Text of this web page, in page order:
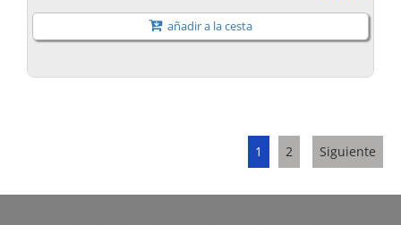
añadir a la cesta
1 2 Siguiente